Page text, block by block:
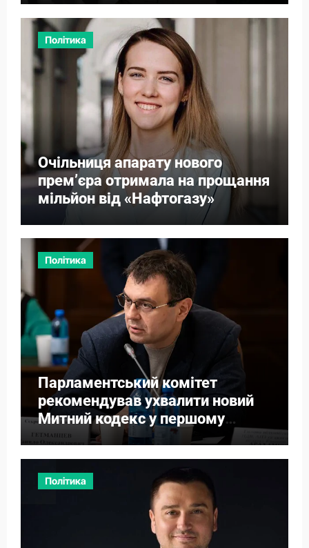
Політика
Очільниця апарату нового
прем’єра отримала на прощання
мільйон від «Нафтогазу»
Політика
Парламентський комітет
рекомендував ухвалити новий
Митний кодекс у першому
читанні
Політика